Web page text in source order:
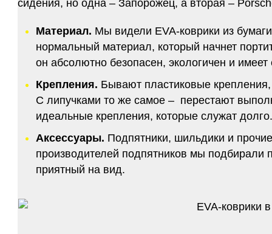
сидения, но одна – Запорожец, а вторая –
Материал. Мы видели EVA-коврики из
нормальный материал, который начнет
он абсолютно безопасен, экологичен и
Крепления. Бывают пластиковые
С липучками то же самое – перестают
идеальные крепления, которые служат
Аксессуары. Подпятники, шильдики и
производителей подпятников мы подбирали
приятный на вид.